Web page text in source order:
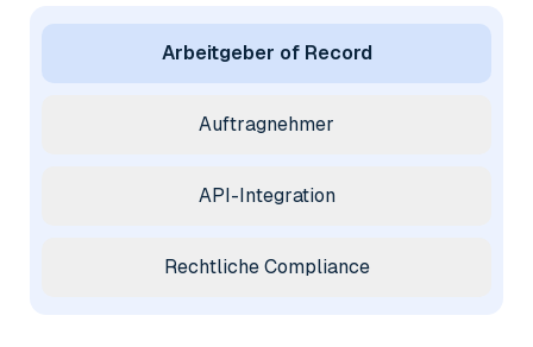
Arbeitgeber of Record
Auftragnehmer
API-Integration
Rechtliche Compliance